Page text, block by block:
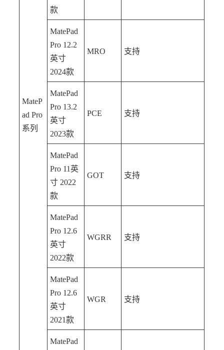
MateP
ad Pro
系列
款
MatePad
Pro 12.2
英寸
2024款
MRO 支持
MatePad
Pro 13.2
英寸
2023款
PCE 支持
MatePad
Pro 11英
寸 2022
款
GOT 支持
MatePad
Pro 12.6
英寸
2022款
WGRR 支持
MatePad
Pro 12.6
英寸
2021款
WGR 支持
MatePad